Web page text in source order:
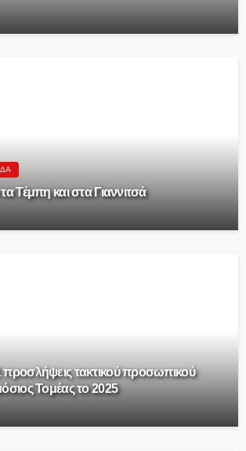
Τέμπη και στα Γιαννιτσά
τακτικού προσωπικού
Τομέας το 2025